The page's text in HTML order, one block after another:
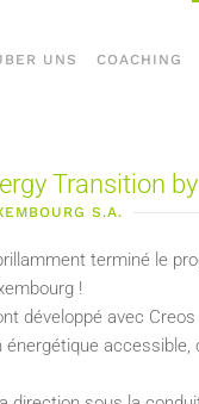
UNS COACHING
Transition
S.A.
terminé le
!
développé avec